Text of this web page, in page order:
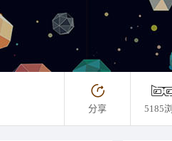
分享 5185